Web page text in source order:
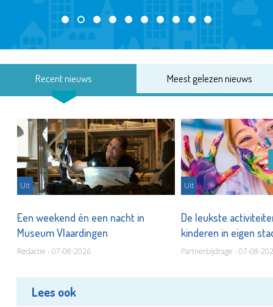
Recent nieuws Meest gelezen nieuws
Uit
Een weekend én een nacht in
Museum Vlaardingen
Redactie - 07-08-2026
Uit
De leukste
kinderen in eigen
Partnerbijdrage - 07-08-
Lees ook